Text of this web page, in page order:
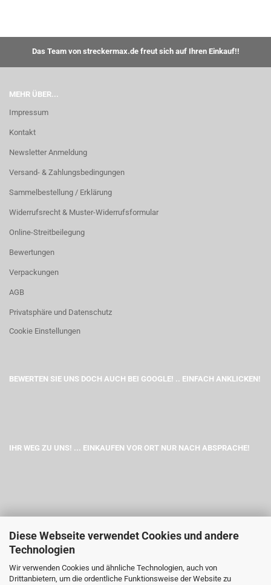
Diese Webseite verwendet Cookies und andere
Technologien
Wir verwenden Cookies und ähnliche Technologien, auch von
Drittanbietern, um die ordentliche Funktionsweise der Website zu
Das Team von streckermax.de freut sich auf Ihren Einkauf!!
MEHR ÜBER...
Impressum
Kontakt
Newsletter Anmeldung
Versand- & Zahlungsbedingungen
Sammelbestellung / Erklärung
Widerrufsrecht & Muster-Widerrufsformular
Online-Streitbeilegung
Bewertungen
Verpackungen
AGB
Privatsphäre und Datenschutz
Cookie Einstellungen
BEWERTEN SIE UNS DOCH AUCH BEI GOOGLE! .. EINFACH ANKLICKEN!
IHR WEG ZU UNS! ... EINKAUFEN VOR ORT NUR NACH ABSPRACHE!